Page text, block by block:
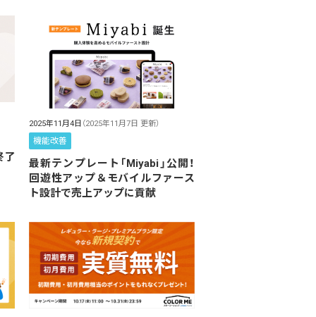
了
2025年11月4日 （2025年11月7日 更新）
機能改善
最新テンプレート「Miyabi」公開！
回遊性アップ＆モバイルファース
ト設計で売上アップに貢献